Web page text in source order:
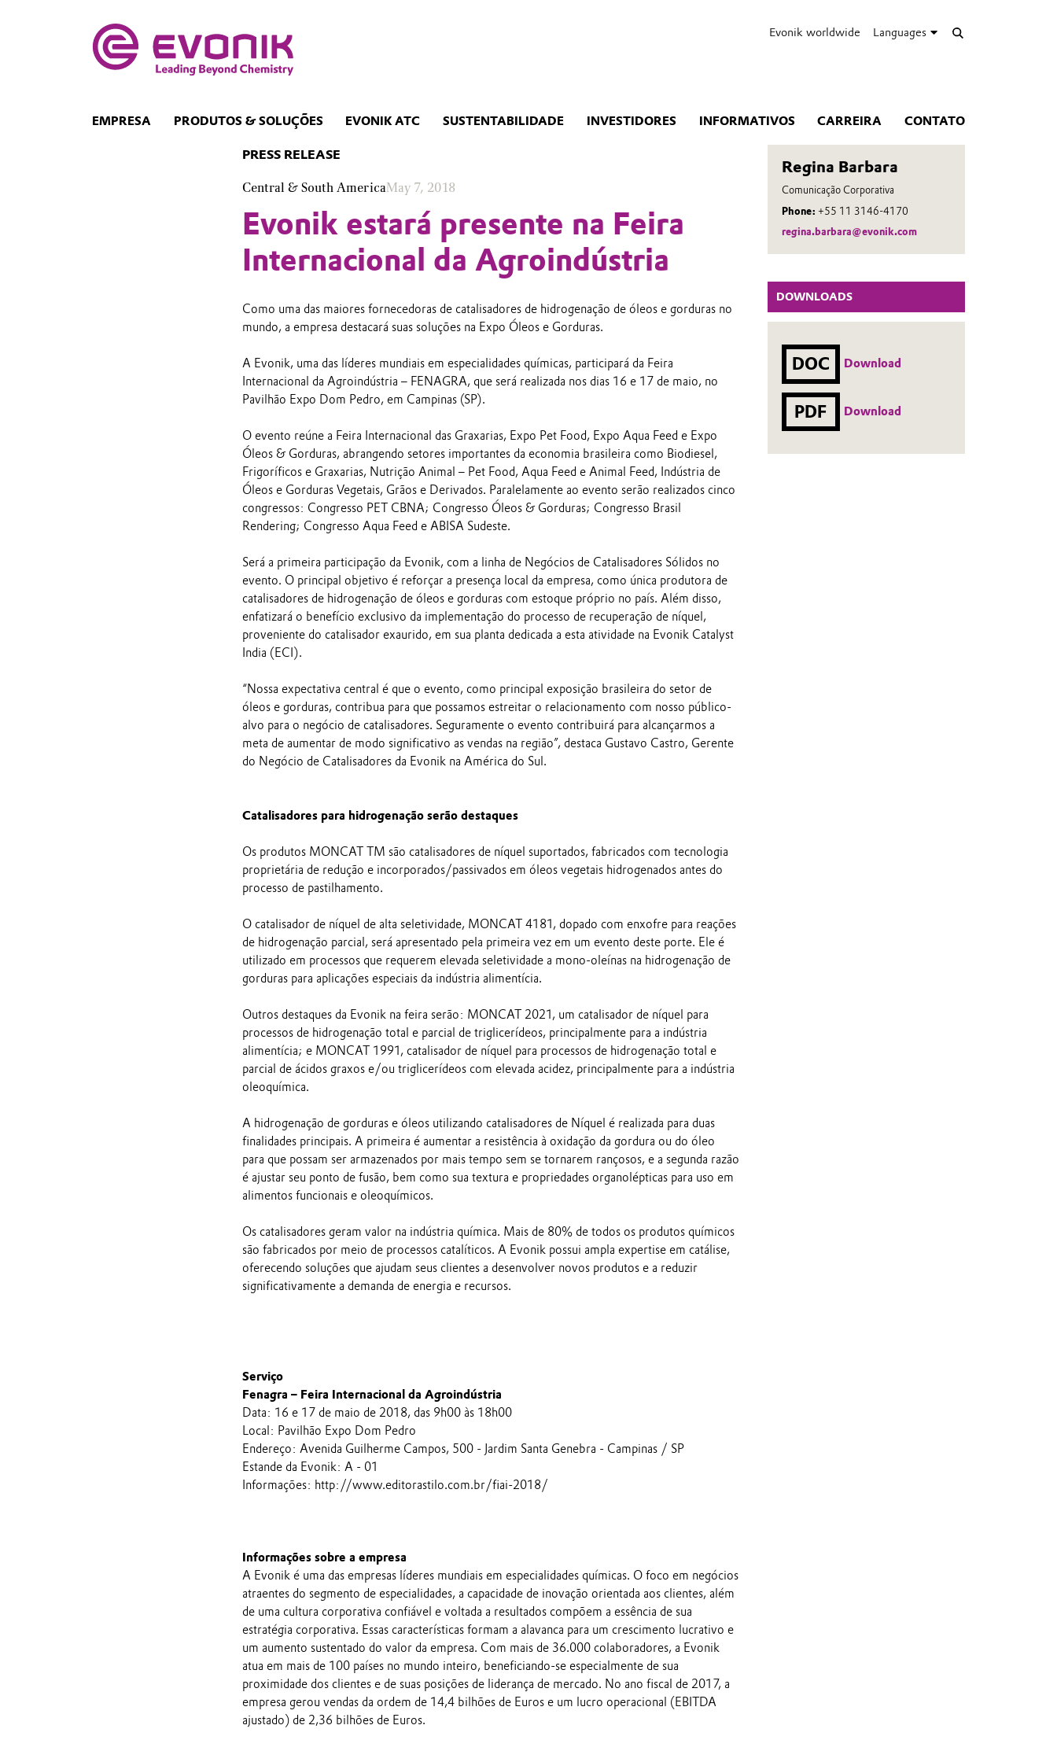
Evonik worldwide Languages
EMPRESA PRODUTOS & SOLUÇÕES EVONIK ATC SUSTENTABILIDADE INVESTIDORES INFORMATIVOS CARREIRA CONTATO
Regina Barbara
Comunicação Corporativa
Phone: +55 11 3146-4170
regina.barbara@evonik.com
DOWNLOADS
DOC Download
PDF Download
PRESS RELEASE
Central & South AmericaMay 7, 2018
Evonik estará presente na Feira
Internacional da Agroindústria
Como uma das maiores fornecedoras de catalisadores de hidrogenação de óleos e gorduras no
mundo, a empresa destacará suas soluções na Expo Óleos e Gorduras.
A Evonik, uma das líderes mundiais em especialidades químicas, participará da Feira
Internacional da Agroindústria – FENAGRA, que será realizada nos dias 16 e 17 de maio, no
Pavilhão Expo Dom Pedro, em Campinas (SP).
O evento reúne a Feira Internacional das Graxarias, Expo Pet Food, Expo Aqua Feed e Expo
Óleos & Gorduras, abrangendo setores importantes da economia brasileira como Biodiesel,
Frigoríficos e Graxarias, Nutrição Animal – Pet Food, Aqua Feed e Animal Feed, Indústria de
Óleos e Gorduras Vegetais, Grãos e Derivados. Paralelamente ao evento serão realizados cinco
congressos: Congresso PET CBNA; Congresso Óleos & Gorduras; Congresso Brasil
Rendering; Congresso Aqua Feed e ABISA Sudeste.
Será a primeira participação da Evonik, com a linha de Negócios de Catalisadores Sólidos no
evento. O principal objetivo é reforçar a presença local da empresa, como única produtora de
catalisadores de hidrogenação de óleos e gorduras com estoque próprio no país. Além disso,
enfatizará o benefício exclusivo da implementação do processo de recuperação de níquel,
proveniente do catalisador exaurido, em sua planta dedicada a esta atividade na Evonik Catalyst
India (ECI).
“Nossa expectativa central é que o evento, como principal exposição brasileira do setor de
óleos e gorduras, contribua para que possamos estreitar o relacionamento com nosso público-
alvo para o negócio de catalisadores. Seguramente o evento contribuirá para alcançarmos a
meta de aumentar de modo significativo as vendas na região”, destaca Gustavo Castro, Gerente
do Negócio de Catalisadores da Evonik na América do Sul.
Catalisadores para hidrogenação serão destaques
Os produtos MONCAT TM são catalisadores de níquel suportados, fabricados com tecnologia
proprietária de redução e incorporados/passivados em óleos vegetais hidrogenados antes do
processo de pastilhamento.
O catalisador de níquel de alta seletividade, MONCAT 4181, dopado com enxofre para reações
de hidrogenação parcial, será apresentado pela primeira vez em um evento deste porte. Ele é
utilizado em processos que requerem elevada seletividade a mono-oleínas na hidrogenação de
gorduras para aplicações especiais da indústria alimentícia.
Outros destaques da Evonik na feira serão: MONCAT 2021, um catalisador de níquel para
processos de hidrogenação total e parcial de triglicerídeos, principalmente para a indústria
alimentícia; e MONCAT 1991, catalisador de níquel para processos de hidrogenação total e
parcial de ácidos graxos e/ou triglicerídeos com elevada acidez, principalmente para a indústria
oleoquímica.
A hidrogenação de gorduras e óleos utilizando catalisadores de Níquel é realizada para duas
finalidades principais. A primeira é aumentar a resistência à oxidação da gordura ou do óleo
para que possam ser armazenados por mais tempo sem se tornarem rançosos, e a segunda razão
é ajustar seu ponto de fusão, bem como sua textura e propriedades organolépticas para uso em
alimentos funcionais e oleoquímicos.
Os catalisadores geram valor na indústria química. Mais de 80% de todos os produtos químicos
são fabricados por meio de processos catalíticos. A Evonik possui ampla expertise em catálise,
oferecendo soluções que ajudam seus clientes a desenvolver novos produtos e a reduzir
significativamente a demanda de energia e recursos.
Serviço
Fenagra – Feira Internacional da Agroindústria
Data: 16 e 17 de maio de 2018, das 9h00 às 18h00
Local: Pavilhão Expo Dom Pedro
Endereço: Avenida Guilherme Campos, 500 - Jardim Santa Genebra - Campinas / SP
Estande da Evonik: A - 01
Informações: http://www.editorastilo.com.br/fiai-2018/
Informações sobre a empresa
A Evonik é uma das empresas líderes mundiais em especialidades químicas. O foco em negócios
atraentes do segmento de especialidades, a capacidade de inovação orientada aos clientes, além
de uma cultura corporativa confiável e voltada a resultados compõem a essência de sua
estratégia corporativa. Essas características formam a alavanca para um crescimento lucrativo e
um aumento sustentado do valor da empresa. Com mais de 36.000 colaboradores, a Evonik
atua em mais de 100 países no mundo inteiro, beneficiando-se especialmente de sua
proximidade dos clientes e de suas posições de liderança de mercado. No ano fiscal de 2017, a
empresa gerou vendas da ordem de 14,4 bilhões de Euros e um lucro operacional (EBITDA
ajustado) de 2,36 bilhões de Euros.